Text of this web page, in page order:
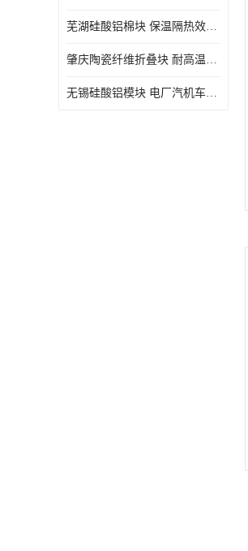
芜湖硅酸铝棉块 保温隔热效果好
肇庆陶瓷纤维折叠块 耐高温阻燃 抗撕裂 质地硬
无锡硅酸铝模块 电厂汽机车间设备管道保温用硅酸铝棉